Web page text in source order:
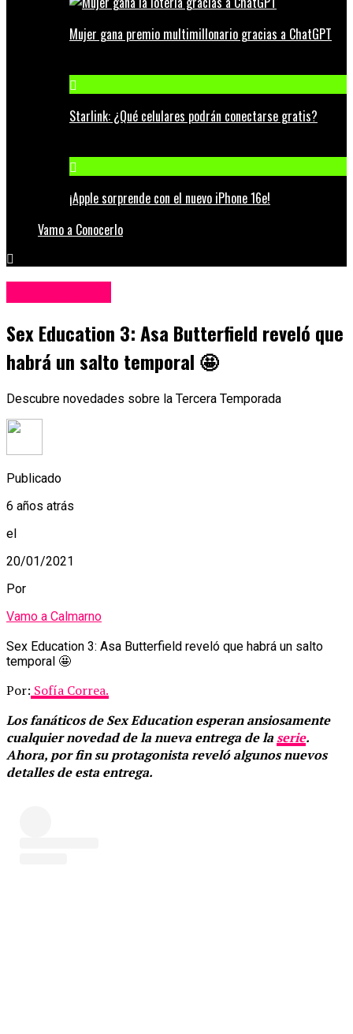
Mujer gana premio multimillonario gracias a ChatGPT
Starlink: ¿Qué celulares podrán conectarse gratis?
¡Apple sorprende con el nuevo iPhone 16e!
Vamo a Conocerlo
Sex Education 3: Asa Butterfield reveló que
habrá un salto temporal 🤩
Descubre novedades sobre la Tercera Temporada
Publicado
6 años atrás
el
20/01/2021
Por
Vamo a Calmarno
Sex Education 3: Asa Butterfield reveló que habrá un salto
temporal 🤩
Por: Sofía Correa.
Los fanáticos de Sex Education esperan ansiosamente
cualquier novedad de la nueva entrega de laserie.
Ahora, por fin su protagonista reveló algunos nuevos
detalles de esta entrega.